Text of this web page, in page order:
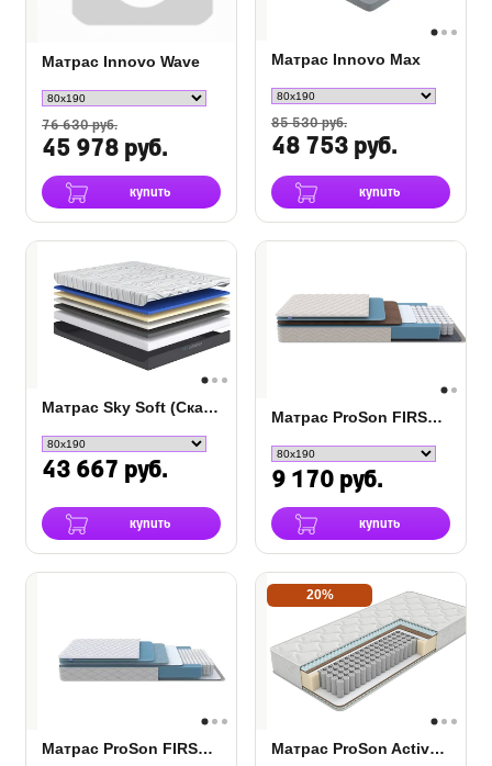
Матрас Innovo Wave
76 630 руб.
45 978 руб.
купить
Матрас Innovo Max
85 530 руб.
48 753 руб.
купить
Матрас Sky Soft (Скай Софт)
43 667 руб.
купить
Матрас ProSon FIRST Cocos Flat M
9 170 руб.
купить
Матрас ProSon FIRST 500 Flat M
20%
Матрас ProSon Active Comfort M